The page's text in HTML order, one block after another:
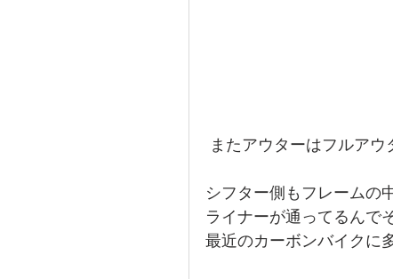
またアウターはフルア
シフター側もフレームの
ライナーが通ってるんで
最近のカーボンバイクに